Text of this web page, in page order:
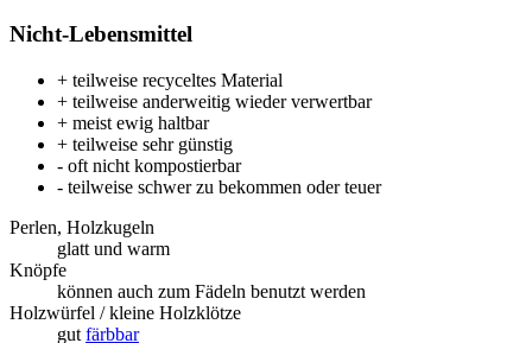
Nicht-Lebensmittel
+ teilweise recyceltes Material
+ teilweise anderweitig wieder verwertbar
+ meist ewig haltbar
+ teilweise sehr günstig
- oft nicht kompostierbar
- teilweise schwer zu bekommen oder teuer
Perlen, Holzkugeln
glatt und warm
Knöpfe
können auch zum Fädeln benutzt werden
Holzwürfel / kleine Holzklötze
gut färbbar